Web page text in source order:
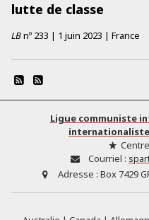
lutte de classe
LBnº 233 | 1 juin 2023 | France
Ligue communiste
Courriel :
Adresse : Box 7429